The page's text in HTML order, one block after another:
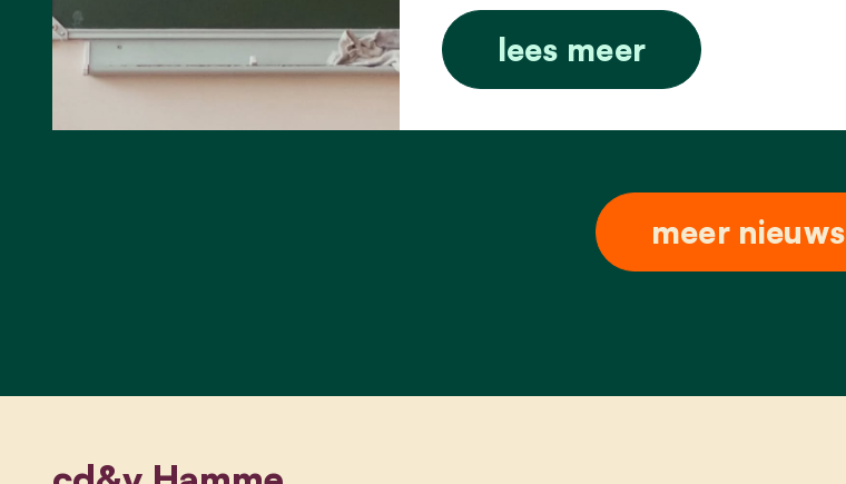
lees meer
meer nieuws